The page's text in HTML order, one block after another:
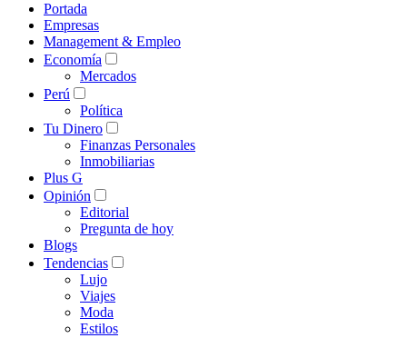
Portada
Empresas
Management & Empleo
Economía
Mercados
Perú
Política
Tu Dinero
Finanzas Personales
Inmobiliarias
Plus G
Opinión
Editorial
Pregunta de hoy
Blogs
Tendencias
Lujo
Viajes
Moda
Estilos